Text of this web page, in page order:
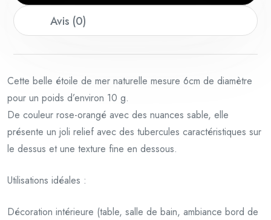
Avis (0)
Cette belle étoile de mer naturelle mesure 6cm de diamètre
pour un poids d’environ 10 g.
De couleur rose-orangé avec des nuances sable, elle
présente un joli relief avec des tubercules caractéristiques sur
le dessus et une texture fine en dessous.
Utilisations idéales :
Décoration intérieure (table, salle de bain, ambiance bord de